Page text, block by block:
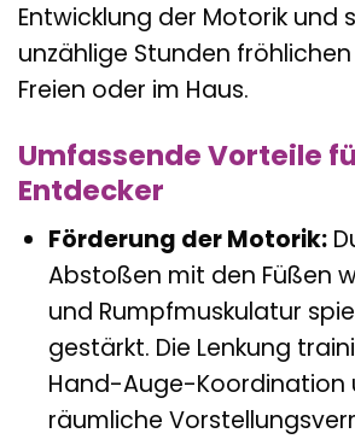
Entwicklung der Motorik und
unzählige Stunden fröhlichen
Freien oder im Haus.
Umfassende Vorteile
Entdecker
Förderung der Motorik:
Abstoßen mit den Füßen
und Rumpfmuskulatur
gestärkt. Die Lenkung
Hand-Auge-Koordination
räumliche